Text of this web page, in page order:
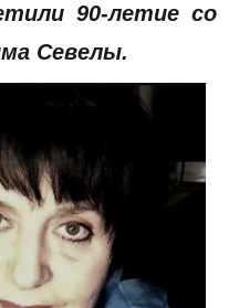
90-летие со
Севелы.